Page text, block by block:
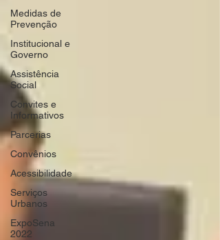
Medidas de
Prevenção
Institucional e
Governo
Assistência
Social
Convites e
Informativos
Parcerias
Convênios
Acessibilidade
Serviços
Urbanos
ExpoSena
2022